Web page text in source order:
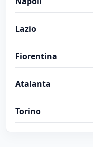
Lazio
Fiorentina
Atalanta
Torino